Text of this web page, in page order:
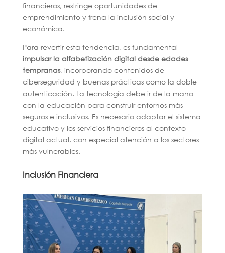
financieros, restringe oportunidades de
emprendimiento y frena la inclusión social y
económica.
Para revertir esta tendencia, es fundamental
impulsar la alfabetización digital desde edades
tempranas, incorporando contenidos de
ciberseguridad y buenas prácticas como la doble
autenticación. La tecnología debe ir de la mano
con la educación para construir entornos más
seguros e inclusivos. Es necesario adaptar el sistema
educativo y los servicios financieros al contexto
digital actual, con especial atención a los sectores
más vulnerables.
Inclusión Financiera